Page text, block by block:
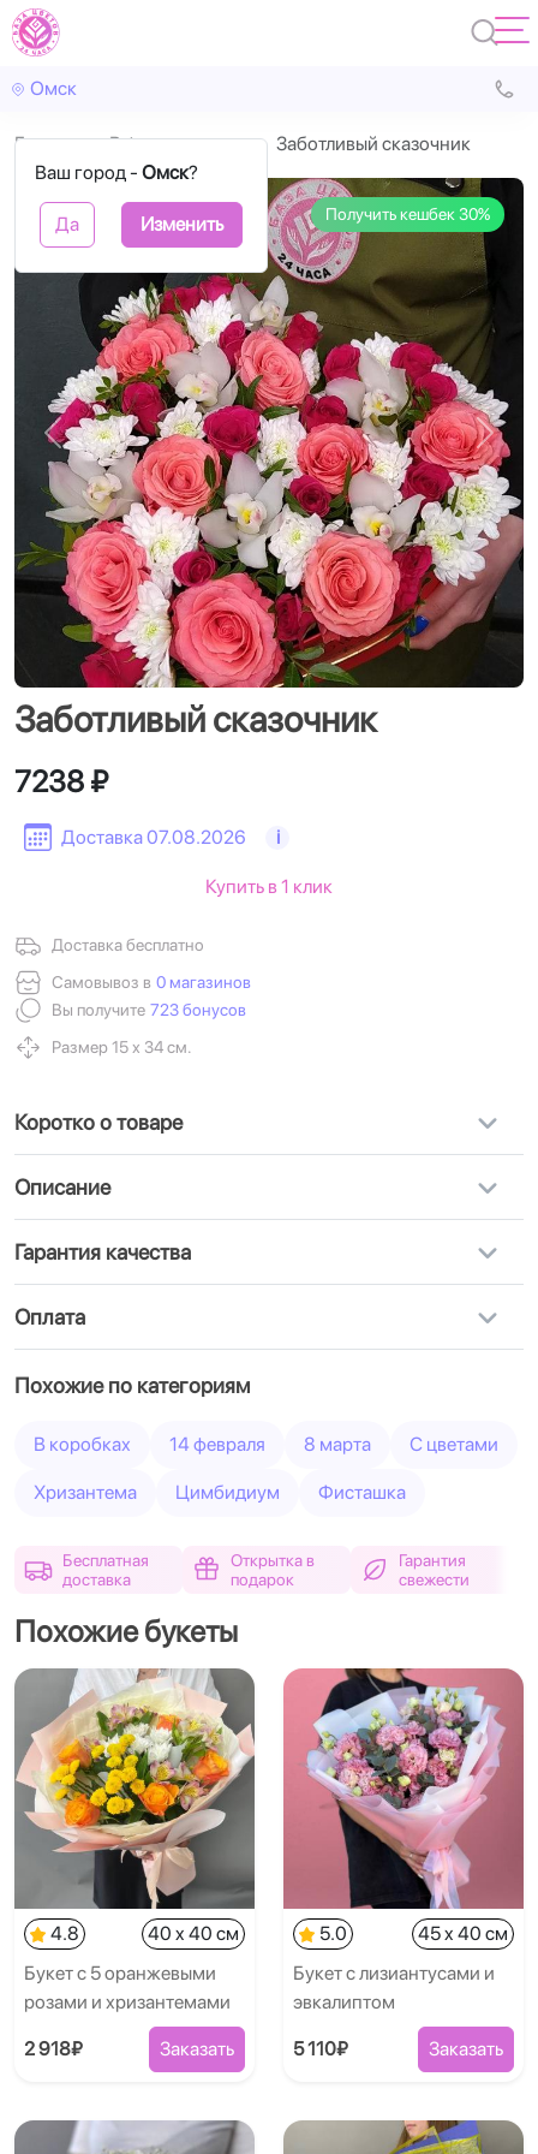
Омск
Ваш город - Омск?
Да Изменить
Главная В форме сердца Заботливый сказочник
Получить кешбек 30%
Назад
Заботливый сказочник
Доставка 07.08.2026 i
7238 ₽
Доставка бесплатно
Самовывоз в 0 магазинов
Вы получите 723 бонусов
Размер 15 х 34 см.
Купить в 1 клик
Коротко о товаре
Описание
Гарантия качества
Оплата
Похожие по категориям
В коробках 14 февраля 8 марта С цветами
Хризантема Цимбидиум Фисташка
Бесплатная
доставка
Открытка в
подарок
Гарантия
свежести
Похожие букеты
4.8
40 x 40 см
Букет с 5 оранжевыми
розами и хризантемами
2 918₽ Заказать
5.0
45 x 40 см
Букет с лизиантусами и
эвкалиптом
5 110₽ Заказать